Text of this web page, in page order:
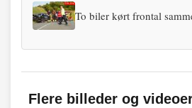
To biler kørt frontal
Flere billeder og